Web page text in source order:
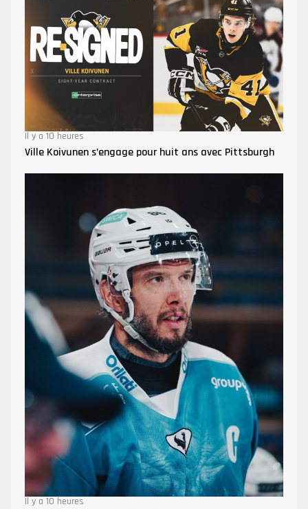
Il y a 10 heures
Ville Koivunen s’engage pour huit ans avec Pittsburgh
Il y a 10 heures